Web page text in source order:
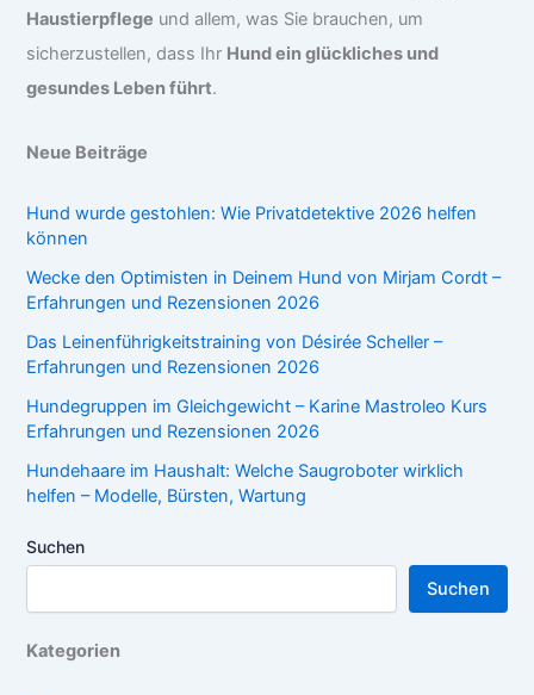
Haustierpflege und allem, was Sie brauchen, um
sicherzustellen, dass Ihr Hund ein glückliches und
gesundes Leben führt.
Neue Beiträge
Hund wurde gestohlen: Wie Privatdetektive 2026 helfen
können
Wecke den Optimisten in Deinem Hund von Mirjam Cordt –
Erfahrungen und Rezensionen 2026
Das Leinenführigkeitstraining von Désirée Scheller –
Erfahrungen und Rezensionen 2026
Hundegruppen im Gleichgewicht – Karine Mastroleo Kurs
Erfahrungen und Rezensionen 2026
Hundehaare im Haushalt: Welche Saugroboter wirklich
helfen – Modelle, Bürsten, Wartung
Suchen
Suchen
Kategorien